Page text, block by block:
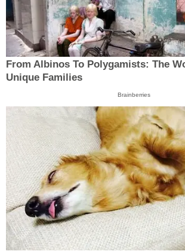
From Albinos To Polygamists: The
Unique Families
Brainberries